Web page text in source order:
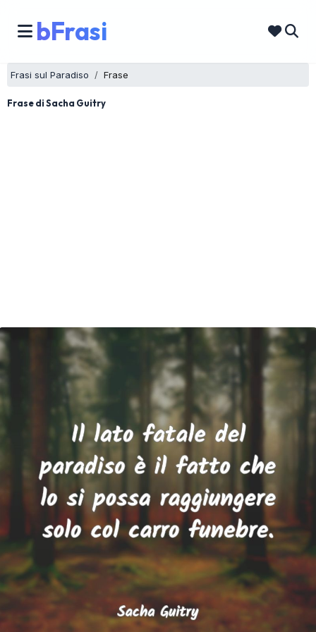
bFrasi
Frasi sul Paradiso Frase
Frase di Sacha Guitry